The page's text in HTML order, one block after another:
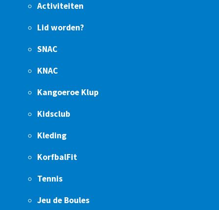
Activiteiten
Lid worden?
SNAC
KNAC
Kangoeroe Klup
Kidsclub
Kleding
KorfbalFit
Tennis
Jeu de Boules